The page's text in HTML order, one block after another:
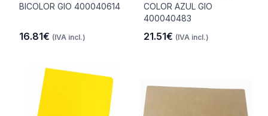
BICOLOR GIO 400040614
16.81€ (IVA incl.)
COLOR AZUL GIO
400040483
21.51€ (IVA incl.)